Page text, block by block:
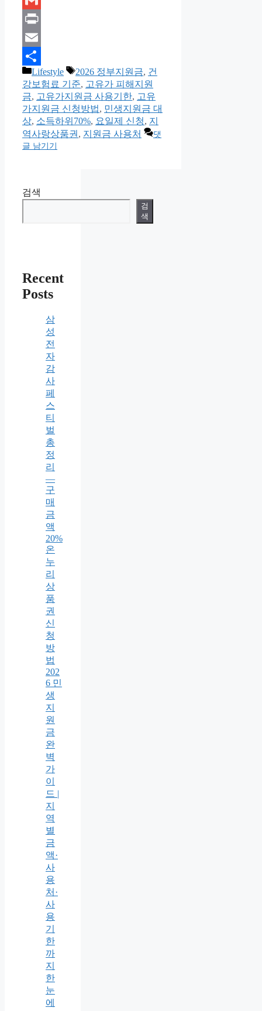
Gmail
Print
Email
Share
카
테
고
리
Lifestyle
태
그
2026 정부지원금, 건
강보험료 기준, 고유가 피해지원
금, 고유가지원금 사용기한, 고유
가지원금 신청방법, 민생지원금 대
상, 소득하위70%, 요일제 신청, 지
역사랑상품권 , 지원금 사용처
댓
글 남기기
검색
검
색
Recent
Posts
삼
성
전
자
감
사
페
스
티
벌
총
정
리
—
구
매
금
액
20%
온
누
리
상
품
권
신
청
방
법
202
6 민
생
지
원
금
완
벽
가
이
드 |
지
역
별
금
액·
사
용
처·
사
용
기
한
까
지
한
눈
에